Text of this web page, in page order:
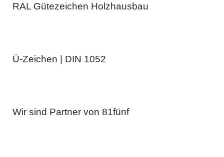
RAL Gütezeichen Holzhausbau
Ü-Zeichen | DIN 1052
Wir sind Partner von 81fünf